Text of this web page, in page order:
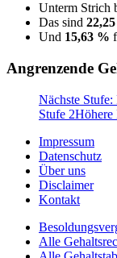
Unterm Strich
Das sind
Und 15,63 %
Angrenzende
Nächste Stufe:
Stufe 2Höhere
Impressum
Datenschutz
Über uns
Disclaimer
Kontakt
Alle